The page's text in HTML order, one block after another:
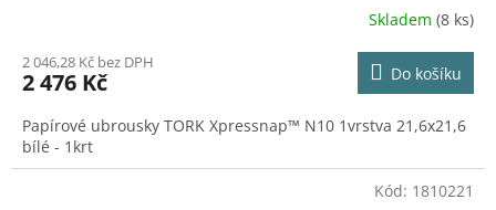
R
M
A
Skladem (8 ks)
2 046,28 Kč bez DPH
2 476 Kč Do košíku
Papírové ubrousky TORK Xpressnap™ N10 1vrstva 21,6x21,6
bílé - 1krt
Kód: 1810221